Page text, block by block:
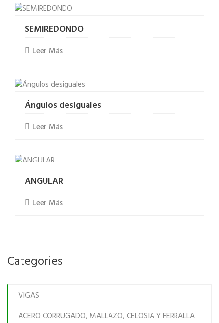
SEMIREDONDO
Leer Más
Ángulos desiguales
Leer Más
ANGULAR
Leer Más
Categories
VIGAS
ACERO CORRUGADO, MALLAZO, CELOSIA Y FERRALLA